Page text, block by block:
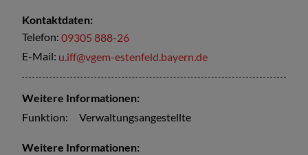
Kontaktdaten:
Telefon: 09305 888-26
E-Mail: u.iff@vgem-estenfeld.bayern.de
Weitere Informationen:
Funktion:
Verwaltungsangestellte
Weitere Informationen: